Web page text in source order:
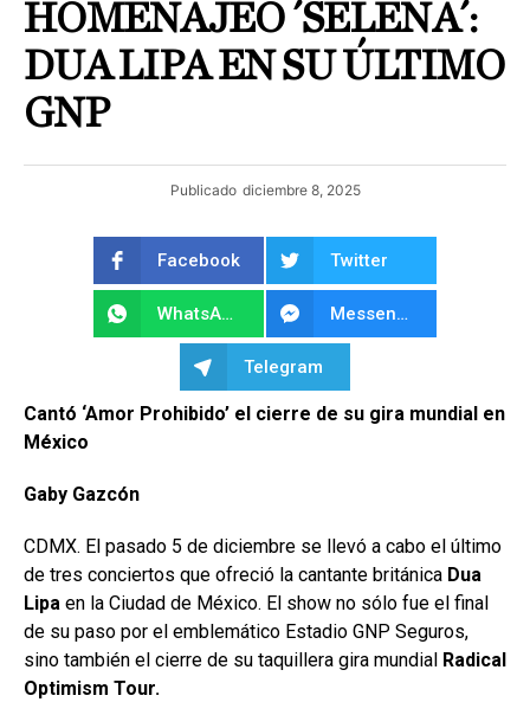
HOMENAJEO ´SELENA´:
DUA LIPA EN SU ÚLTIMO
GNP
Publicado diciembre 8, 2025
Facebook Twitter
WhatsApp Messenger
Telegram
Cantó ‘Amor Prohibido’ el cierre de su gira mundial en
México
Gaby Gazcón
CDMX. El pasado 5 de diciembre se llevó a cabo el último
de tres conciertos que ofreció la cantante británica Dua
Lipa en la Ciudad de México. El show no sólo fue el final
de su paso por el emblemático Estadio GNP Seguros,
sino también el cierre de su taquillera gira mundial Radical
Optimism Tour.